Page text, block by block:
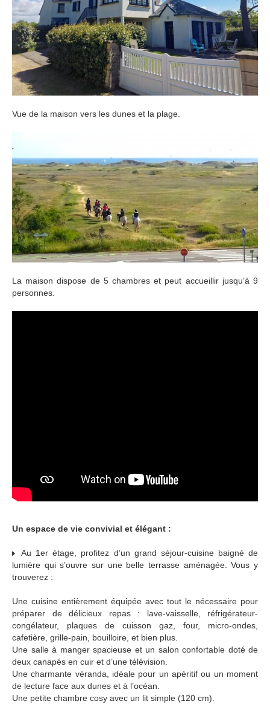
Vue de la maison vers les dunes et la plage.
La maison dispose de 5 chambres et peut accueillir jusqu’à 9
personnes.
Un espace de vie convivial et élégant :
Au 1er étage, profitez d’un grand séjour-cuisine baigné de
lumière qui s’ouvre sur une belle terrasse aménagée. Vous y
trouverez :
Une cuisine entièrement équipée avec tout le nécessaire pour
préparer de délicieux repas : lave-vaisselle, réfrigérateur-
congélateur, plaques de cuisson gaz, four, micro-ondes,
cafetière, grille-pain, bouilloire, et bien plus.
Une salle à manger spacieuse et un salon confortable doté de
deux canapés en cuir et d’une télévision.
Une charmante véranda, idéale pour un apéritif ou un moment
de lecture face aux dunes et à l’océan.
Une petite chambre cosy avec un lit simple (120 cm).